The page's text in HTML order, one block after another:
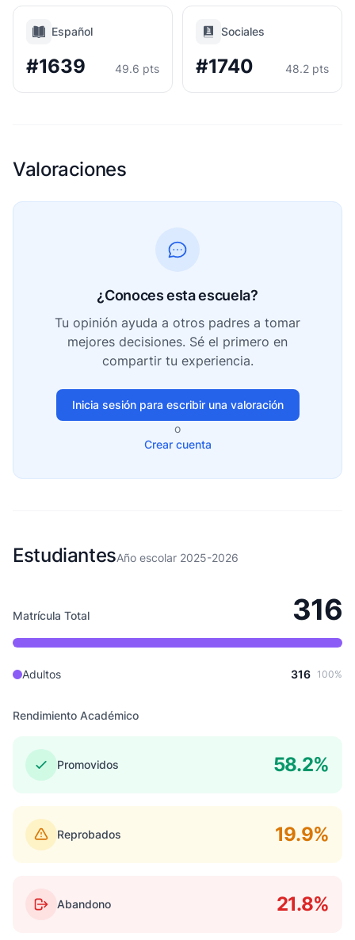
Español
#1639 49.6 pts
Sociales
#1740 48.2 pts
Valoraciones
¿Conoces esta escuela?
Tu opinión ayuda a otros padres a tomar
mejores decisiones. Sé el primero en
compartir tu experiencia.
Inicia sesión para escribir una valoración
o
Crear cuenta
EstudiantesAño escolar 2025-2026
Matrícula Total 316
Adultos 316 100%
Rendimiento Académico
Promovidos 58.2%
Reprobados 19.9%
Abandono 21.8%